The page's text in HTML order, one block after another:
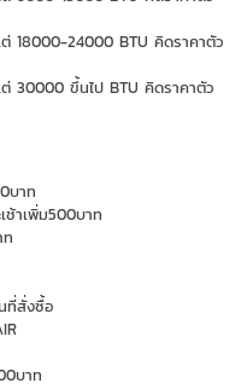
18000-24000 BTU คิดราคาตัว
30000 ขึ้นไป BTU คิดราคาตัว
บาท
าเพิ่ม500บาท
ที่สั่งซื้อ
บาท